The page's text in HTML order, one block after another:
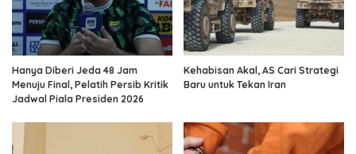
Hanya Diberi Jeda 48 Jam
Menuju Final, Pelatih Persib Kritik
Jadwal Piala Presiden 2026
Kehabisan Akal, AS Cari Strategi
Baru untuk Tekan Iran